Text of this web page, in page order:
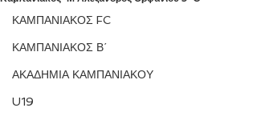
ΚΑΜΠΑΝΙΑΚΟΣ FC
ΚΑΜΠΑΝΙΑΚΟΣ Β΄
ΑΚΑΔΗΜΙΑ ΚΑΜΠΑΝΙΑΚΟΥ
U19